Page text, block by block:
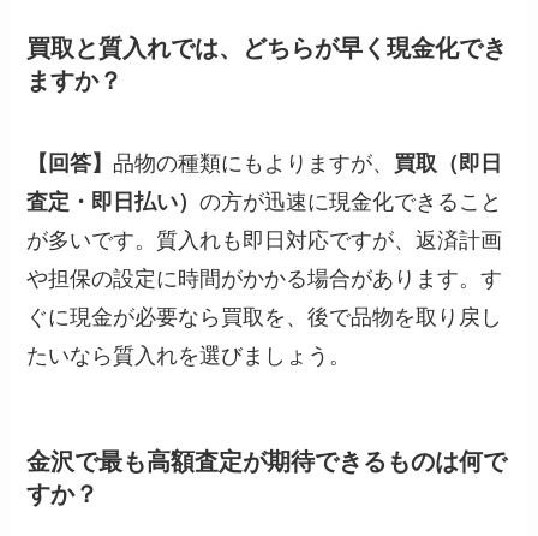
買取と質入れでは、どちらが早く現金化でき
ますか？
【回答】 品物の種類にもよりますが、 買取（即日
査定・即日払い）の方が迅速に現金化できること
が多いです。質入れも即日対応ですが、返済計画
や担保の設定に時間がかかる場合があります。す
ぐに現金が必要なら買取を、後で品物を取り戻し
たいなら質入れを選びましょう。
金沢で最も高額査定が期待できるものは何で
すか？